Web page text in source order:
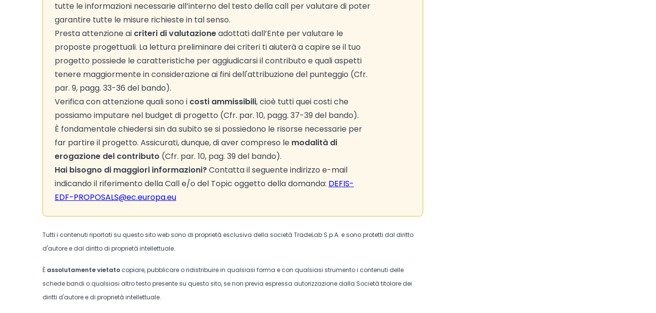
tutte le informazioni necessarie all’interno del testo della call per valutare di poter
garantire tutte le misure richieste in tal senso.
Presta attenzione ai criteri di valutazioneadottati dall’Ente per valutare le
proposte progettuali. La lettura preliminare dei criteri ti aiuterà a capire se il tuo
progetto possiede le caratteristiche per aggiudicarsi il contributo e quali aspetti
tenere maggiormente in considerazione ai fini dell'attribuzione del punteggio (Cfr.
par. 9, pagg. 33-36 del bando).
Verifica con attenzione quali sono i costi ammissibili, cioè tutti quei costi che
possiamo imputare nel budget di progetto (Cfr. par. 10, pagg. 37-39 del bando).
È fondamentale chiedersi sin da subito se si possiedono le risorse necessarie per
far partire il progetto. Assicurati, dunque, di aver compreso le modalità di
erogazione del contributo (Cfr. par. 10, pag. 39 del bando).
Hai bisogno di maggiori informazioni?Contatta il seguente indirizzo e-mail
indicando il riferimento della Call e/o del Topic oggetto della domanda: DEFIS-
EDF-PROPOSALS@ec.europa.eu
Tutti i contenuti riportati su questo sito web sono di proprietà esclusiva della società TradeLab S.p.A. e sono protetti dal diritto
d'autore e dal diritto di proprietà intellettuale.
È assolutamente vietato copiare, pubblicare o ridistribuire in qualsiasi forma e con qualsiasi strumento i contenuti delle
schede bandi o qualsiasi altro testo presente su questo sito, se non previa espressa autorizzazione dalla Società titolare dei
diritti d'autore e di proprietà intellettuale.